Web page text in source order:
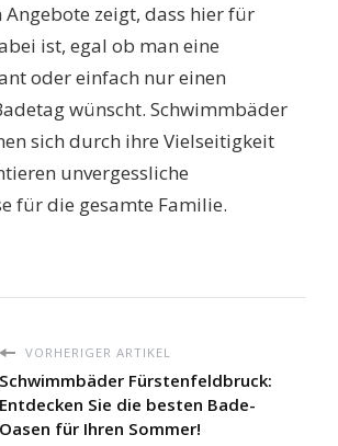
Angebote zeigt, dass hier für
ist, egal ob man eine
oder einfach nur einen
wünscht. Schwimmbäder
sich durch ihre Vielseitigkeit
unvergessliche
für die gesamte Familie.
VORHERIGER ARTIKEL
Schwimmbäder Fürstenfeldbruck:
Entdecken Sie die besten Bade-
Oasen für Ihren Sommer!